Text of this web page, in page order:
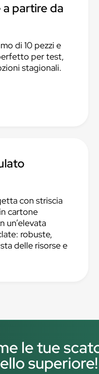
partire da
di 10 pezzi e
per test,
stagionali.
con striscia
cartone
un’elevata
robuste,
delle risorse e
le tue
superiore!